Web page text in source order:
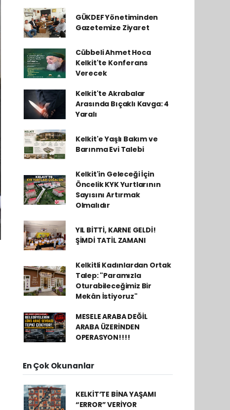
GÜKDEF Yönetiminden
Gazetemize Ziyaret
Cübbeli Ahmet Hoca
Kelkit'te Konferans
Verecek
Kelkit'te Akrabalar
Arasında Bıçaklı Kavga: 4
Yaralı
Kelkit'e Yaşlı Bakım ve
Barınma Evi Talebi
Kelkit'in Geleceği İçin
Öncelik KYK Yurtlarının
Sayısını Artırmak
Olmalıdır
YIL BİTTİ, KARNE GELDİ!
ŞİMDİ TATİL ZAMANI
Kelkitli Kadınlardan Ortak
Talep: "Paramızla
Oturabileceğimiz Bir
Mekân İstiyoruz"
MESELE ARABA DEĞİL
ARABA ÜZERİNDEN
OPERASYON!!!!
En Çok Okunanlar
KELKİT’TE BİNA YAŞAMI
“ERROR” VERİYOR